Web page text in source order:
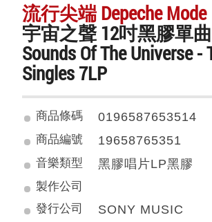
流行尖端 Depeche Mode
宇宙之聲 12吋黑膠單
Sounds Of The Universe -
Singles 7LP
商品條碼 0196587653514
商品編號 19658765351
音樂類型 黑膠唱片LP黑膠
製作公司
發行公司
SONY MUSIC